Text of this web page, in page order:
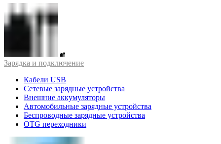
Зарядка и подключение
Кабели USB
Сетевые зарядные устройства
Внешние аккумуляторы
Автомобильные зарядные устройства
Беспроводные зарядные устройства
OTG переходники